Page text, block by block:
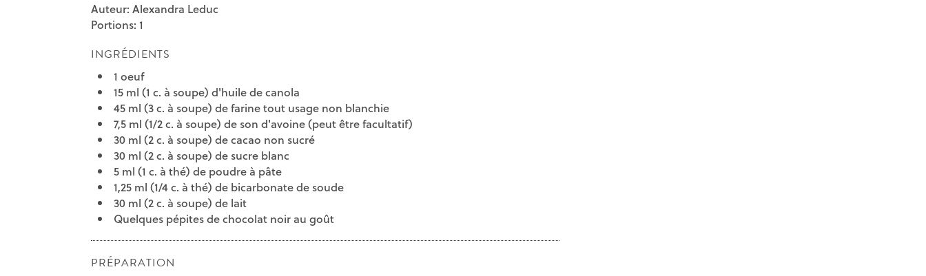
Auteur: Alexandra Leduc
Portions: 1
INGRÉDIENTS
1 oeuf
15 ml (1 c. à soupe) d'huile de canola
45 ml (3 c. à soupe) de farine tout usage non blanchie
7,5 ml (1/2 c. à soupe) de son d'avoine (peut être facultatif)
30 ml (2 c. à soupe) de cacao non sucré
30 ml (2 c. à soupe) de sucre blanc
5 ml (1 c. à thé) de poudre à pâte
1,25 ml (1/4 c. à thé) de bicarbonate de soude
30 ml (2 c. à soupe) de lait
Quelques pépites de chocolat noir au goût
PRÉPARATION